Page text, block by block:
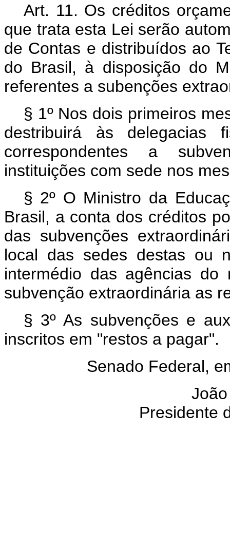
Art. 11. Os créditos
que trata esta Lei serão
de Contas e distribuídos ao
do Brasil, à disposição do
referentes a subenções
§ 1º Nos dois primeiros
destribuirá às delegacias
correspondentes a
instituições com sede nos
§ 2º O Ministro da
Brasil, a conta dos créditos
das subvenções
local das sedes destas ou
intermédio das agências do
subvenção extraordinária as
§ 3º As subvenções e
inscritos em "restos a pagar".
Senado Federal,
Presidente